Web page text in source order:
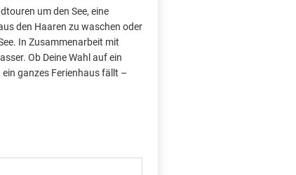
um den See, eine
den Haaren zu waschen oder
In Zusammenarbeit mit
Ob Deine Wahl auf ein
ganzes Ferienhaus fällt –